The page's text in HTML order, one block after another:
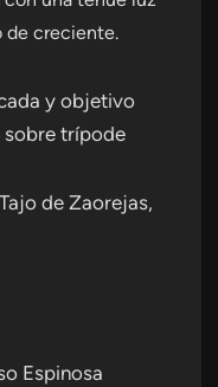
de creciente.
y objetivo
sobre trípode
de Zaorejas,
Espinosa